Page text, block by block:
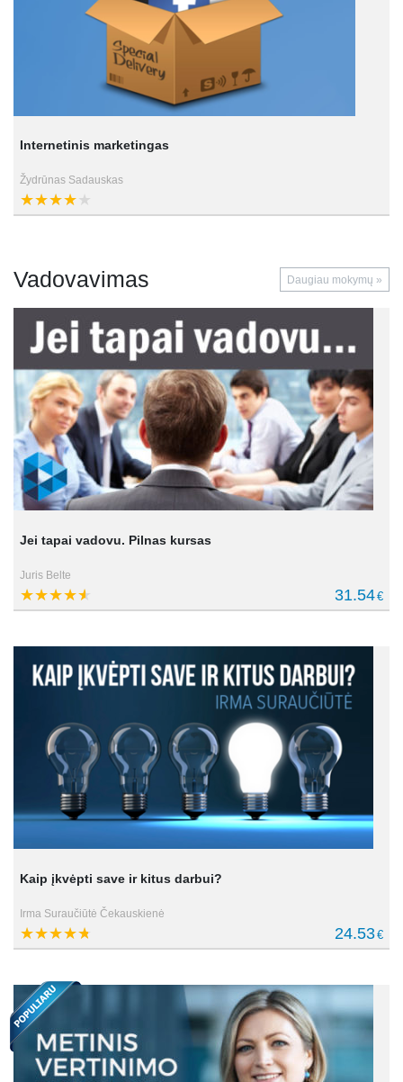
Internetinis marketingas
Žydrūnas Sadauskas
Vadovavimas Daugiau mokymų »
Jei tapai vadovu. Pilnas kursas
Juris Belte
31.54€
Kaip įkvėpti save ir kitus darbui?
Irma Suraučiūtė Čekauskienė
24.53€